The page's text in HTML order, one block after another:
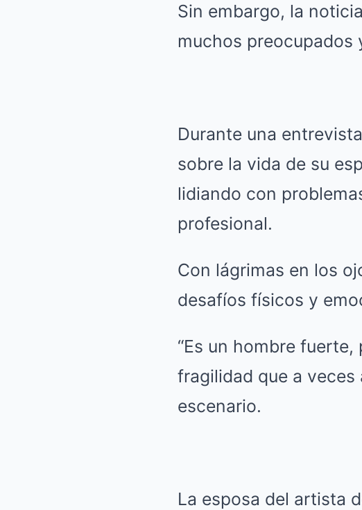
Sin embargo, la
muchos preocupados
Durante una
sobre la vida de su
lidiando con
profesional.
Con lágrimas en los
desafíos físicos y
“Es un hombre
fragilidad que a veces
escenario.
La esposa del artista